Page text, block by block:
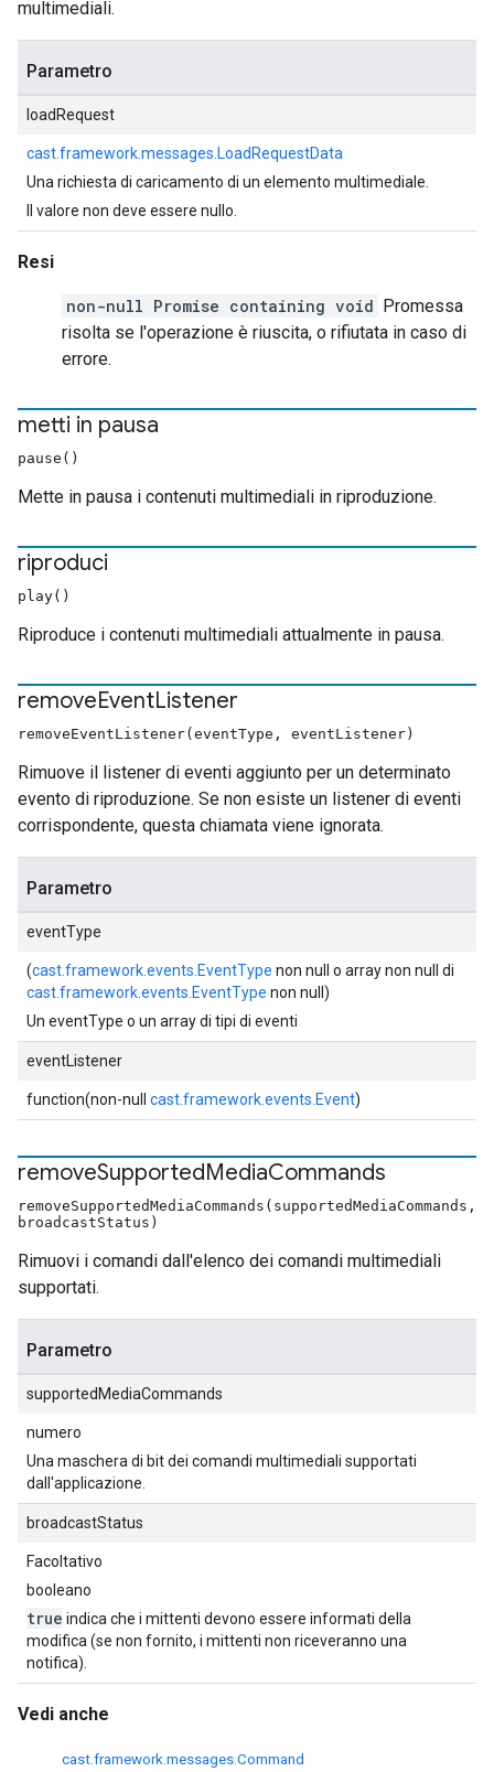
multimediali.
Parametro
loadRequest
cast.framework.messages.LoadRequestData
Una richiesta di caricamento di un elemento multimediale.
Il valore non deve essere nullo.
Resi
non-null Promise containing void Promessa
risolta se l'operazione è riuscita, o rifiutata in caso di
errore.
metti in pausa
pause()
Mette in pausa i contenuti multimediali in riproduzione.
riproduci
play()
Riproduce i contenuti multimediali attualmente in pausa.
removeEventListener
removeEventListener(eventType, eventListener)
Rimuove il listener di eventi aggiunto per un determinato
evento di riproduzione. Se non esiste un listener di eventi
corrispondente, questa chiamata viene ignorata.
Parametro
eventType
(cast.framework.events.EventType non null o array non null di
cast.framework.events.EventType non null)
Un eventType o un array di tipi di eventi
eventListener
function(non-null cast.framework.events.Event)
removeSupportedMediaCommands
removeSupportedMediaCommands(supportedMediaCommands,
broadcastStatus)
Rimuovi i comandi dall'elenco dei comandi multimediali
supportati.
Parametro
supportedMediaCommands
numero
Una maschera di bit dei comandi multimediali supportati
dall'applicazione.
broadcastStatus
Facoltativo
booleano
true indica che i mittenti devono essere informati della
modifica (se non fornito, i mittenti non riceveranno una
notifica).
Vedi anche
cast.framework.messages.Command